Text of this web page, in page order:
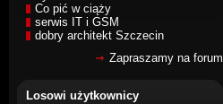
Co pić w ciąży
serwis IT i GSM
dobry architekt Szczecin
Zapraszamy na forum
Losowi użytkownicy